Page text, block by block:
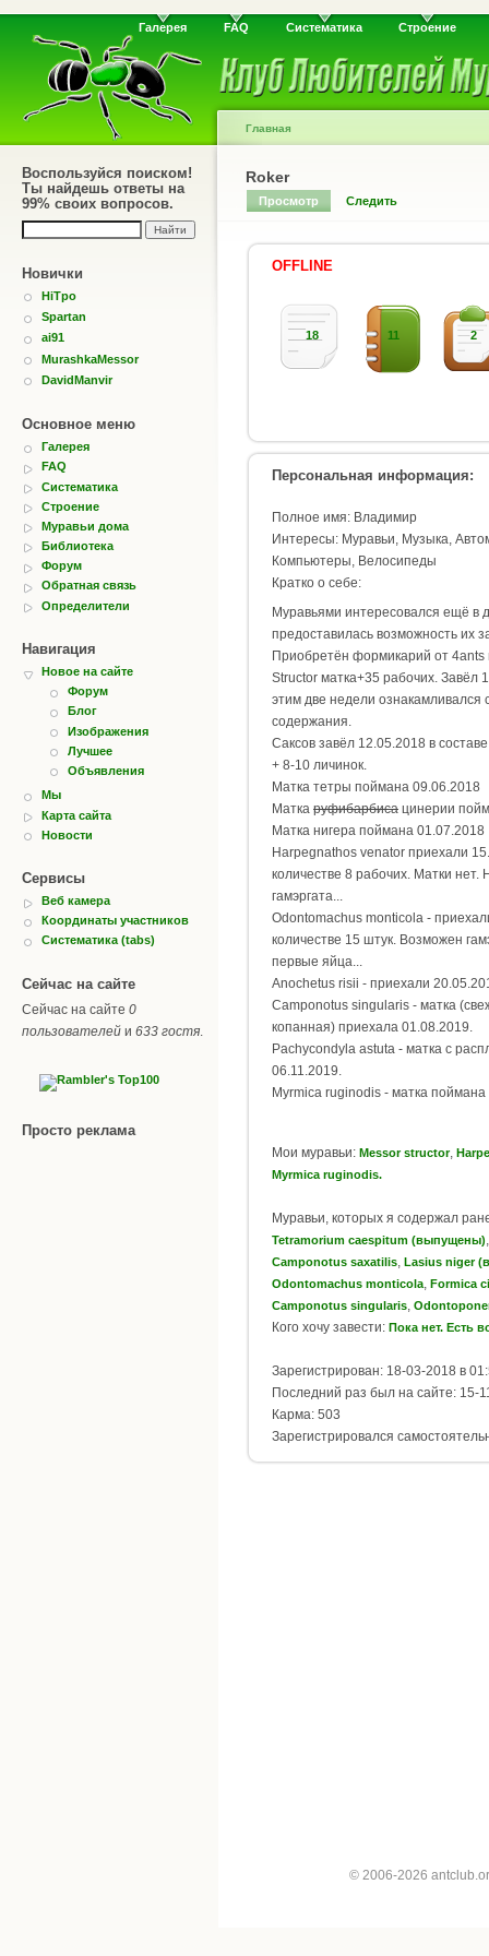
Галерея FAQ Систематика Строение
Воспользуйся поиском!
Ты найдешь ответы на
99% своих вопросов.
Новички
HiTpo
Spartan
ai91
MurashkaMessor
DavidManvir
Основное меню
Галерея
FAQ
Систематика
Строение
Муравьи дома
Библиотека
Форум
Обратная связь
Определители
Навигация
Новое на сайте
Форум
Блог
Изображения
Лучшее
Объявления
Мы
Карта сайта
Новости
Сервисы
Веб камера
Координаты участников
Систематика (tabs)
Сейчас на сайте
Сейчас на сайте 0
пользователей и 633 гостя.
Просто реклама
Главная
Roker
Просмотр Следить
OFFLINE
18 11 2
Персональная информация:
Полное имя: Владимир
Интересы: Муравьи, Музыка,
Компьютеры, Велосипеды
Кратко о себе:
Муравьями интересовался ещё в
предоставилась возможность их
Приобретён формикарий от 4ants
Structor матка+35 рабочих. Завёл
этим две недели ознакамливался
содержания.
Саксов завёл 12.05.2018 в
+ 8-10 личинок.
Матка тетры поймана 09.06.2018
Матка руфибарбиса цинерии
Матка нигера поймана 01.07.2018
Harpegnathos venator приехали
количестве 8 рабочих. Матки нет.
гамэргата...
Odontomachus monticola -
количестве 15 штук. Возможен
первые яйца...
Anochetus risii - приехали
Camponotus singularis - матка
копанная) приехала 01.08.2019.
Pachycondyla astuta - матка с
06.11.2019.
Myrmica ruginodis - матка
Мои муравьи: Messor structor,
Myrmica ruginodis.
Муравьи, которых я содержал
Tetramorium caespitum (выпущены)
Camponotus saxatilis Lasius niger
Odontomachus monticola Formica
Camponotus singularis
Кого хочу завести: Пока нет. Есть
Зарегистрирован: 18-03-2018 в
Последний раз был на сайте: 15-
Карма: 503
Зарегистрировался
© 2006-2026